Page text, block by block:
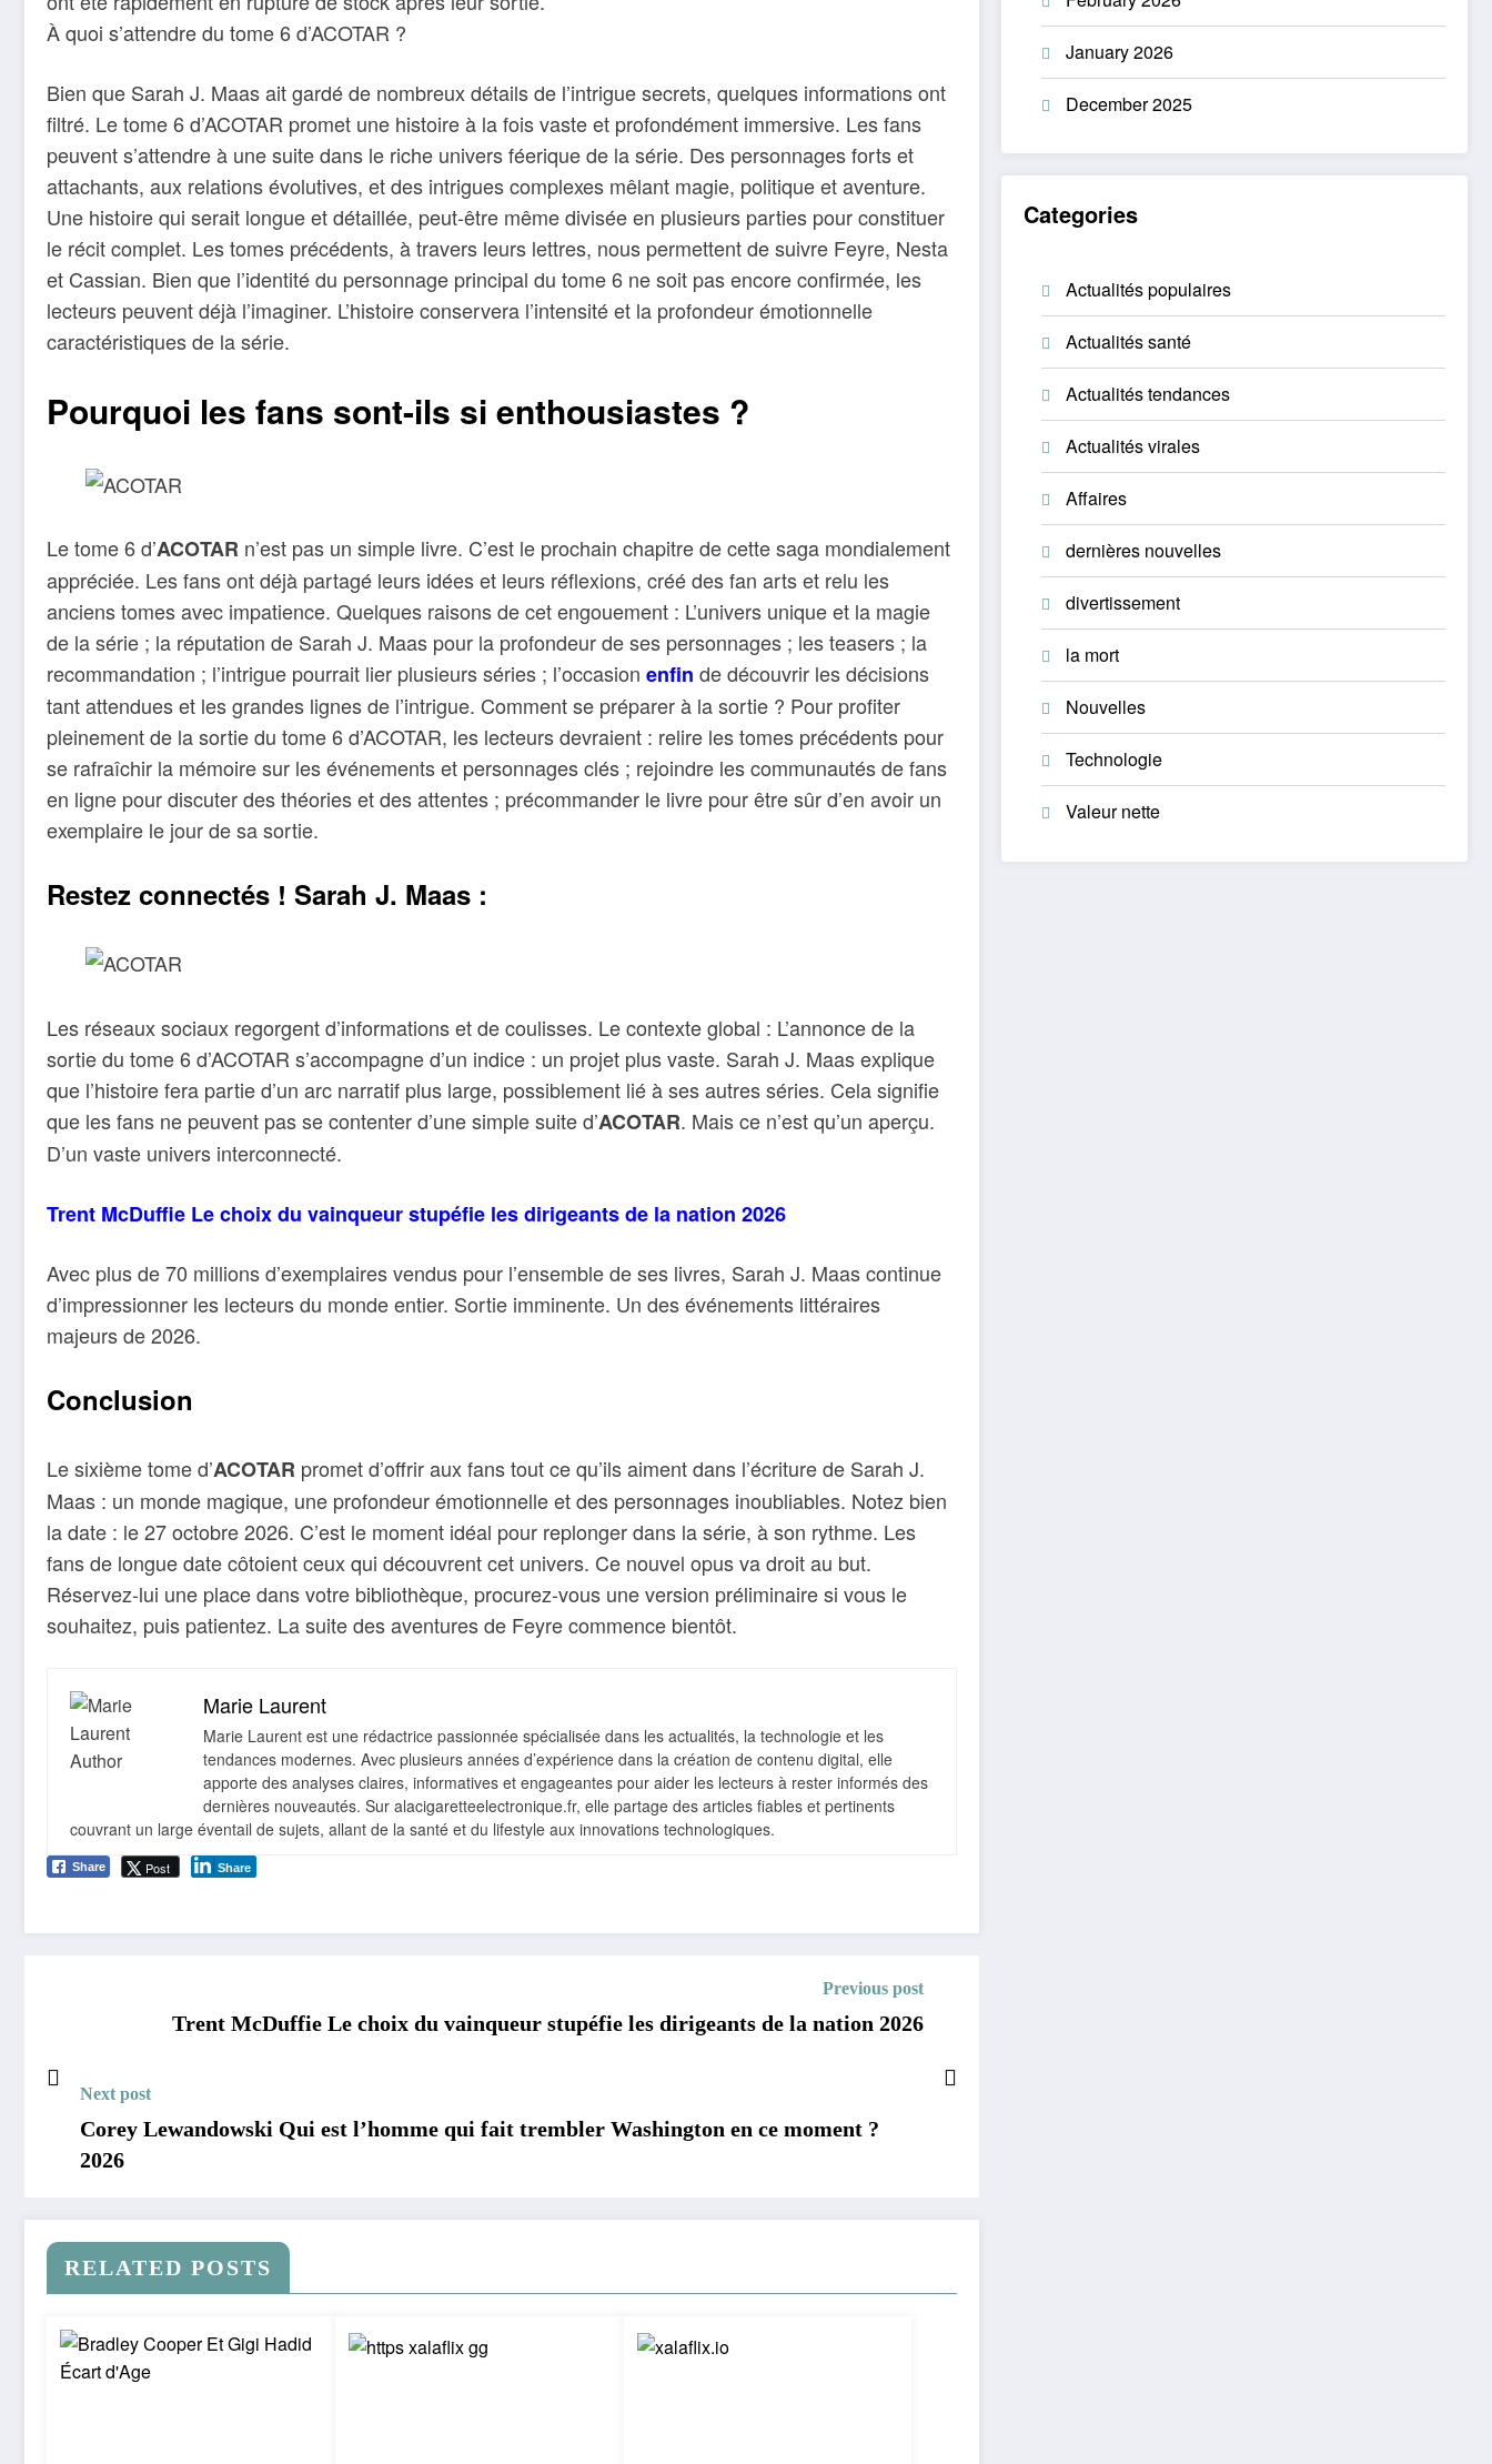
À quoi s’attendre du tome 6 d’ACOTAR ?
Bien que Sarah J. Maas ait gardé de nombreux détails de l’intrigue secrets, quelques informations ont
filtré. Le tome 6 d’ACOTAR promet une histoire à la fois vaste et profondément immersive. Les fans
peuvent s’attendre à une suite dans le riche univers féerique de la série. Des personnages forts et
attachants, aux relations évolutives, et des intrigues complexes mêlant magie, politique et aventure.
Une histoire qui serait longue et détaillée, peut-être même divisée en plusieurs parties pour constituer
le récit complet. Les tomes précédents, à travers leurs lettres, nous permettent de suivre Feyre, Nesta
et Cassian. Bien que l’identité du personnage principal du tome 6 ne soit pas encore confirmée, les
lecteurs peuvent déjà l’imaginer. L’histoire conservera l’intensité et la profondeur émotionnelle
caractéristiques de la série.
Pourquoi les fans sont-ils si enthousiastes ?
Le tome 6 d’ACOTAR n’est pas un simple livre. C’est le prochain chapitre de cette saga mondialement
appréciée. Les fans ont déjà partagé leurs idées et leurs réflexions, créé des fan arts et relu les
anciens tomes avec impatience. Quelques raisons de cet engouement : L’univers unique et la magie
de la série ; la réputation de Sarah J. Maas pour la profondeur de ses personnages ; les teasers ; la
recommandation ; l’intrigue pourrait lier plusieurs séries ; l’occasion enfin de découvrir les décisions
tant attendues et les grandes lignes de l’intrigue. Comment se préparer à la sortie ? Pour profiter
pleinement de la sortie du tome 6 d’ACOTAR, les lecteurs devraient : relire les tomes précédents pour
se rafraîchir la mémoire sur les événements et personnages clés ; rejoindre les communautés de fans
en ligne pour discuter des théories et des attentes ; précommander le livre pour être sûr d’en avoir un
exemplaire le jour de sa sortie.
Restez connectés ! Sarah J. Maas :
Les réseaux sociaux regorgent d’informations et de coulisses. Le contexte global : L’annonce de la
sortie du tome 6 d’ACOTAR s’accompagne d’un indice : un projet plus vaste. Sarah J. Maas explique
que l’histoire fera partie d’un arc narratif plus large, possiblement lié à ses autres séries. Cela signifie
que les fans ne peuvent pas se contenter d’une simple suite d’ACOTAR. Mais ce n’est qu’un aperçu.
D’un vaste univers interconnecté.
Trent McDuffie Le choix du vainqueur stupéfie les dirigeants de la nation 2026
Avec plus de 70 millions d’exemplaires vendus pour l’ensemble de ses livres, Sarah J. Maas continue
d’impressionner les lecteurs du monde entier. Sortie imminente. Un des événements littéraires
majeurs de 2026.
Conclusion
Le sixième tome d’ACOTAR promet d’offrir aux fans tout ce qu’ils aiment dans l’écriture de Sarah J.
Maas : un monde magique, une profondeur émotionnelle et des personnages inoubliables. Notez bien
la date : le 27 octobre 2026. C’est le moment idéal pour replonger dans la série, à son rythme. Les
fans de longue date côtoient ceux qui découvrent cet univers. Ce nouvel opus va droit au but.
Réservez-lui une place dans votre bibliothèque, procurez-vous une version préliminaire si vous le
souhaitez, puis patientez. La suite des aventures de Feyre commence bientôt.
Marie Laurent
Marie Laurent est une rédactrice passionnée spécialisée dans les actualités, la technologie et les
tendances modernes. Avec plusieurs années d’expérience dans la création de contenu digital, elle
apporte des analyses claires, informatives et engageantes pour aider les lecteurs à rester informés des
dernières nouveautés. Sur alacigaretteelectronique.fr, elle partage des articles fiables et pertinents
couvrant un large éventail de sujets, allant de la santé et du lifestyle aux innovations technologiques.
Share Post Share
Previous post
Trent McDuffie Le choix du vainqueur stupéfie les dirigeants de la nation 2026
Next post
Corey Lewandowski Qui est l’homme qui fait trembler Washington en ce moment ?
2026
RELATED POSTS
January 2026
December 2025
Categories
Actualités populaires
Actualités santé
Actualités tendances
Actualités virales
Affaires
dernières nouvelles
divertissement
la mort
Nouvelles
Technologie
Valeur nette